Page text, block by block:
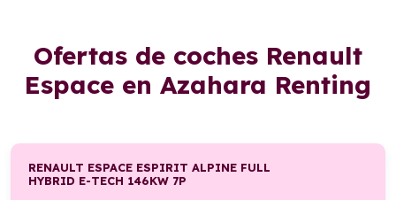
Ofertas de coches Renault
Espace en Azahara Renting
RENAULT ESPACE ESPIRIT ALPINE FULL
HYBRID E-TECH 146KW 7P